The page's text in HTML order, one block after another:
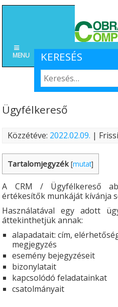
KERESÉS
MENU
Ügyfélkereső
Közzétéve: 2022.02.09. |
Tartalomjegyzék [mutat]
A CRM / Ügyfélkereső
értékesítők munkáját kívánja
Használatával egy adott
áttekinthetjük annak:
alapadatait: cím,
megjegyzés
esemény bejegyzéseit
bizonylatait
kapcsolódó feladatainkat
csatolmányait